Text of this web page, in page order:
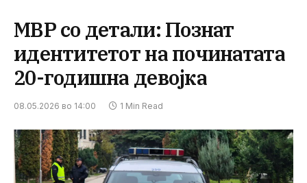
МВР со детали: Познат
идентитетот на починатата
20-годишна девојка
08.05.2026 во 14:00 1 Min Read